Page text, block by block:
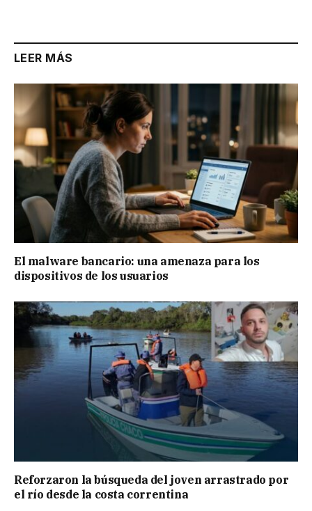
LEER MÁS
El malware bancario: una amenaza para los
dispositivos de los usuarios
Reforzaron la búsqueda del joven arrastrado por
el río desde la costa correntina